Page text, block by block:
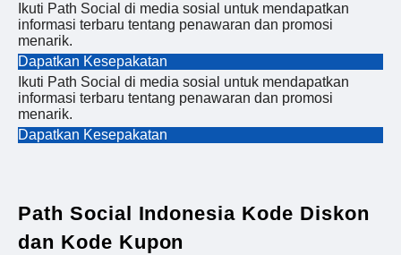
Ikuti Path Social di media sosial untuk mendapatkan
informasi terbaru tentang penawaran dan promosi
menarik.
Dapatkan Kesepakatan
Ikuti Path Social di media sosial untuk mendapatkan
informasi terbaru tentang penawaran dan promosi
menarik.
Dapatkan Kesepakatan
Path Social Indonesia Kode Diskon
dan Kode Kupon